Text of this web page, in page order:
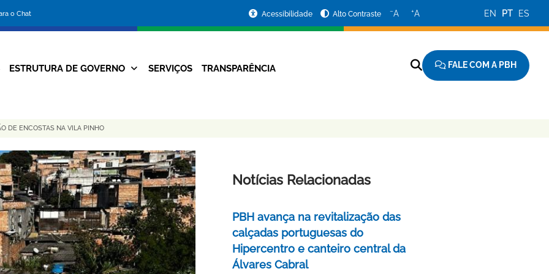
o Chat
da
Prefeitura
Acessibilidade Alto Contraste −A +A EN PT ES
Navegação
ESTRUTURA DE GOVERNO SERVIÇOS TRANSPARÊNCIA FALE COM A PBH
DE ENCOSTAS NA VILA PINHO
Notícias Relacionadas
PBH avança na revitalização das
calçadas portuguesas do
Hipercentro e canteiro central da
Álvares Cabral